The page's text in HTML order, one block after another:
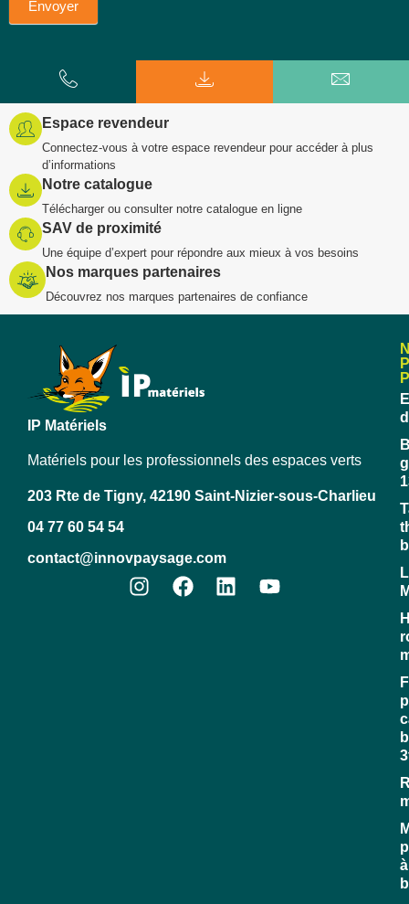
Envoyer
Espace revendeur
Connectez-vous à votre espace revendeur pour accéder à plus
d’informations
Notre catalogue
Télécharger ou consulter notre catalogue en ligne
SAV de proximité
Une équipe d’expert pour répondre aux mieux à vos besoins
Nos marques partenaires
Découvrez nos marques partenaires de confiance
IP Matériels
Matériels pour les professionnels des espaces verts
203 Rte de Tigny, 42190 Saint-Nizier-sous-Charlieu
04 77 60 54 54
contact@innovpaysage.com
à